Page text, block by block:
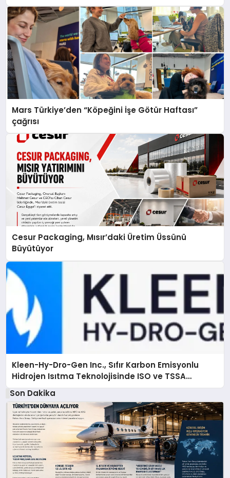
Mars Türkiye’den “Köpeğini İşe Götür Haftası”
çağrısı
Cesur Packaging, Mısır’daki Üretim Üssünü
Büyütüyor
Kleen-Hy-Dro-Gen Inc., Sıfır Karbon Emisyonlu
Hidrojen Isıtma Teknolojisinde ISO ve TSSA
Düzenleyici Onaylarını Aldı
Son Dakika